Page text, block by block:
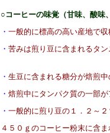
○コーヒーの味覚（甘味、酸味
・ 一般的に標高の高い産地で
・ 苦みは煎り豆に含まれるタ
・ 生豆に含まれる糖分が焙煎
・ 焙煎中にタンパク質の一部
・ 一般的に煎り豆の１．２～
４５０ｇのコーヒー粉末に含